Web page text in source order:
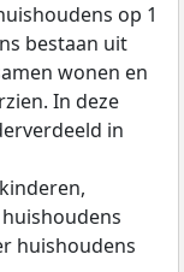
op 1
bestaan uit
wonen en
In deze
in
huishoudens